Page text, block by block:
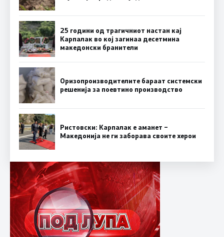
25 години од трагичниот настан кај
Карпалак во кој загинаа десетмина
македонски бранители
Оризопроизводителите бараат системски
решенија за поевтино производство
Ристовски: Карпалак е аманет –
Македонија не ги заборава своите херои